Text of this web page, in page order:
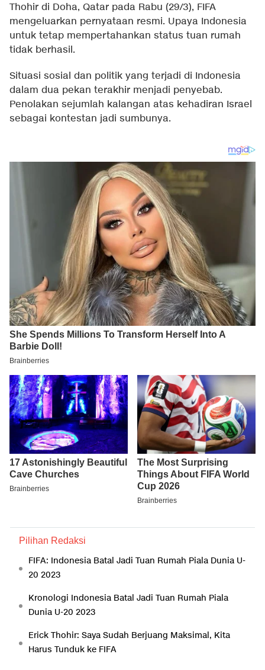
Thohir di Doha, Qatar pada Rabu (29/3), FIFA
mengeluarkan pernyataan resmi. Upaya Indonesia
untuk tetap mempertahankan status tuan rumah
tidak berhasil.
Situasi sosial dan politik yang terjadi di Indonesia
dalam dua pekan terakhir menjadi penyebab.
Penolakan sejumlah kalangan atas kehadiran Israel
sebagai kontestan jadi sumbunya.
Pilihan Redaksi
FIFA: Indonesia Batal Jadi Tuan Rumah Piala Dunia U-
20 2023
Kronologi Indonesia Batal Jadi Tuan Rumah Piala
Dunia U-20 2023
Erick Thohir: Saya Sudah Berjuang Maksimal, Kita
Harus Tunduk ke FIFA